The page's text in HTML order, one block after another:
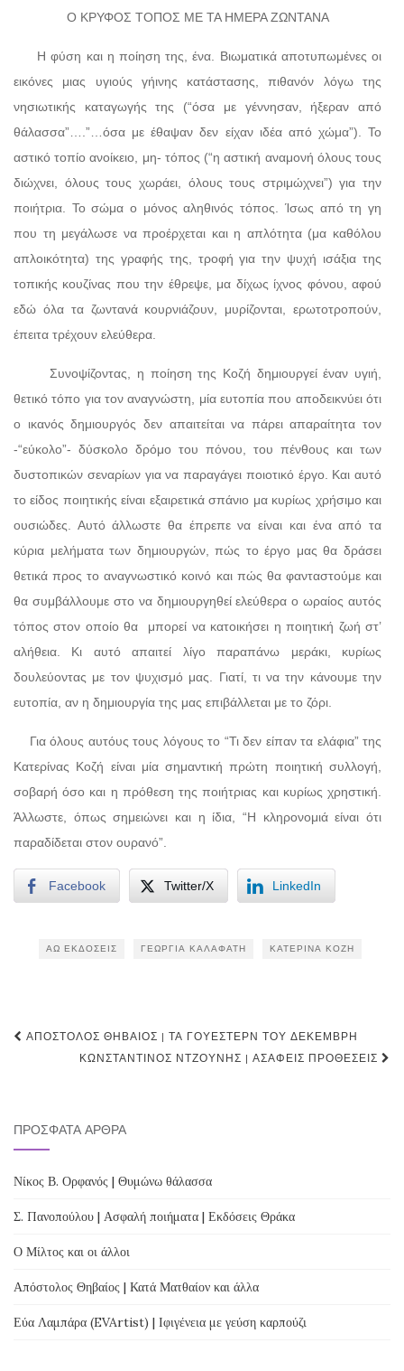
Ο ΚΡΥΦΟΣ ΤΟΠΟΣ ΜΕ ΤΑ ΗΜΕΡΑ ΖΩΝΤΑΝΑ
Η φύση και η ποίηση της, ένα. Βιωματικά αποτυπωμένες οι
εικόνες μιας υγιούς γήινης κατάστασης, πιθανόν λόγω της
νησιωτικής καταγωγής της (“όσα με γέννησαν, ήξεραν από
θάλασσα”….”…όσα με έθαψαν δεν είχαν ιδέα από χώμα”). Το
αστικό τοπίο ανοίκειο, μη- τόπος (“η αστική αναμονή όλους τους
διώχνει, όλους τους χωράει, όλους τους στριμώχνει”) για την
ποιήτρια. Το σώμα ο μόνος αληθινός τόπος. Ίσως από τη γη
που τη μεγάλωσε να προέρχεται και η απλότητα (μα καθόλου
απλοικότητα) της γραφής της, τροφή για την ψυχή ισάξια της
τοπικής κουζίνας που την έθρεψε, μα δίχως ίχνος φόνου, αφού
εδώ όλα τα ζωντανά κουρνιάζουν, μυρίζονται, ερωτοτροπούν,
έπειτα τρέχουν ελεύθερα.
Συνοψίζοντας, η ποίηση της Κοζή δημιουργεί έναν υγιή,
θετικό τόπο για τον αναγνώστη, μία ευτοπία που αποδεικνύει ότι
ο ικανός δημιουργός δεν απαιτείται να πάρει απαραίτητα τον
-“εύκολο”- δύσκολο δρόμο του πόνου, του πένθους και των
δυστοπικών σεναρίων για να παραγάγει ποιοτικό έργο. Και αυτό
το είδος ποιητικής είναι εξαιρετικά σπάνιο μα κυρίως χρήσιμο και
ουσιώδες. Αυτό άλλωστε θα έπρεπε να είναι και ένα από τα
κύρια μελήματα των δημιουργών, πώς το έργο μας θα δράσει
θετικά προς το αναγνωστικό κοινό και πώς θα φανταστούμε και
θα συμβάλλουμε στο να δημιουργηθεί ελεύθερα ο ωραίος αυτός
τόπος στον οποίο θα
μπορεί να κατοικήσει η ποιητική ζωή στ’
αλήθεια. Κι αυτό απαιτεί λίγο παραπάνω μεράκι, κυρίως
δουλεύοντας με τον ψυχισμό μας. Γιατί, τι να την κάνουμε την
ευτοπία, αν η δημιουργία της μας επιβάλλεται με το ζόρι.
Για όλους αυτόυς τους λόγους το “Τι δεν είπαν τα ελάφια” της
Κατερίνας Κοζή είναι μία σημαντική πρώτη ποιητική συλλογή,
σοβαρή όσο και η πρόθεση της ποιήτριας και κυρίως χρηστική.
Άλλωστε, όπως σημειώνει και η ίδια, “Η κληρονομιά είναι ότι
παραδίδεται στον ουρανό”.
Facebook Twitter/X LinkedIn
ΑΩ ΕΚΔΌΣΕΙΣ ΓΕΩΡΓΊΑ ΚΑΛΑΦΆΤΗ ΚΑΤΕΡΊΝΑ ΚΟΖΉ
Post
navigation
ΑΠΌΣΤΟΛΟΣ ΘΗΒΑΊΟΣ | ΤΑ ΓΟΥΈΣΤΕΡΝ ΤΟΥ ΔΕΚΈΜΒΡΗ
ΚΩΝΣΤΑΝΤΊΝΟΣ ΝΤΖΟΎΝΗΣ | ΑΣΑΦΕΊΣ ΠΡΟΘΈΣΕΙΣ
ΠΡΌΣΦΑΤΑ ΆΡΘΡΑ
Νίκος Β. Ορφανός | Θυμώνω θάλασσα
Σ. Πανοπούλου | Ασφαλή ποιήματα | Εκδόσεις Θράκα
Ο Μίλτος και οι άλλοι
Απόστολος Θηβαίος | Κατά Ματθαίον και άλλα
Εύα Λαμπάρα (EVArtist) | Ιφιγένεια με γεύση καρπούζι